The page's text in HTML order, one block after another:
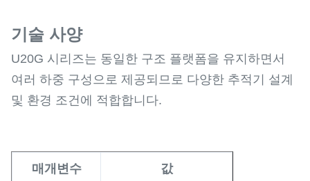
기술 사양
U20G 시리즈는 동일한 구조 플랫폼을 유지하면서
여러 하중 구성으로 제공되므로 다양한 추적기 설계
및 환경 조건에 적합합니다.
매개변수 값